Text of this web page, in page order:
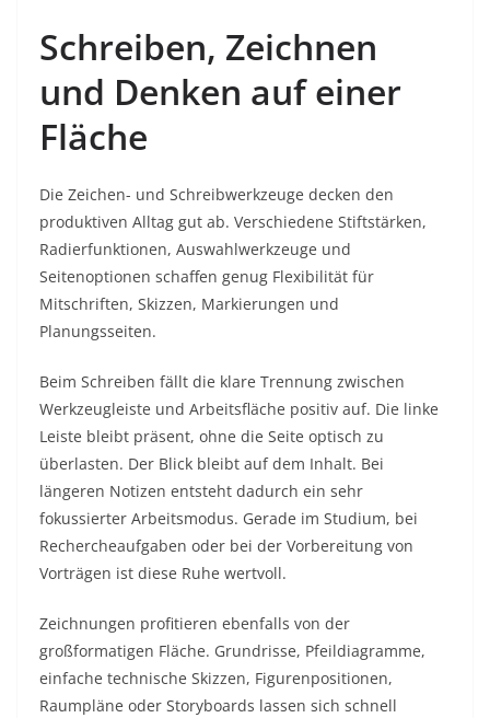
Schreiben, Zeichnen
und Denken auf einer
Fläche
Die Zeichen- und Schreibwerkzeuge decken den
produktiven Alltag gut ab. Verschiedene Stiftstärken,
Radierfunktionen, Auswahlwerkzeuge und
Seitenoptionen schaffen genug Flexibilität für
Mitschriften, Skizzen, Markierungen und
Planungsseiten.
Beim Schreiben fällt die klare Trennung zwischen
Werkzeugleiste und Arbeitsfläche positiv auf. Die linke
Leiste bleibt präsent, ohne die Seite optisch zu
überlasten. Der Blick bleibt auf dem Inhalt. Bei
längeren Notizen entsteht dadurch ein sehr
fokussierter Arbeitsmodus. Gerade im Studium, bei
Rechercheaufgaben oder bei der Vorbereitung von
Vorträgen ist diese Ruhe wertvoll.
Zeichnungen profitieren ebenfalls von der
großformatigen Fläche. Grundrisse, Pfeildiagramme,
einfache technische Skizzen, Figurenpositionen,
Raumpläne oder Storyboards lassen sich schnell